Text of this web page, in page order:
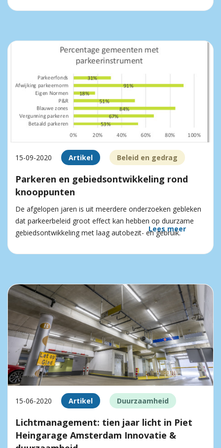
15-09-2020 Artikel Beleid en gedrag
Parkeren en gebiedsontwikkeling rond
knooppunten
De afgelopen jaren is uit meerdere onderzoeken gebleken
dat parkeerbeleid groot effect kan hebben op duurzame
gebiedsontwikkeling met laag autobezit- en gebruik.
Lees meer
15-06-2020 Artikel Duurzaamheid
Lichtmanagement: tien jaar licht in Piet
Heingarage Amsterdam Innovatie &